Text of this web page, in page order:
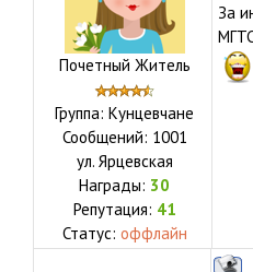
Почетный Житель
Группа: Кунцевчане
Сообщений: 1001
ул. Ярцевская
Награды: 30
Репутация: 41
Статус: оффлайн
За